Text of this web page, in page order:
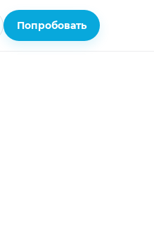
Попробовать